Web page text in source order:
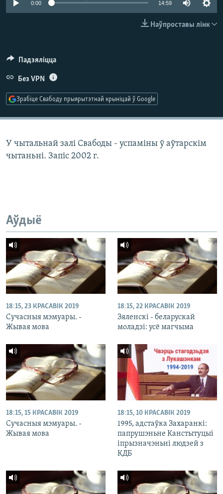
КУЛЬТУРА
МОВА0:00 14:59
Наўпроставы лінк
Падзяліцца
Без VPN
Зрабіце Свабоду прыярытэтнай крыніцай ў Google
У чытальнай залі Свабоды - успаміны ў аўтарскім
чытаньні. Запіс 2002 г.
Аўдыё
18:15, 23 КРАСАВІК 2019
Сучасныя мэмуары. -
Жывая мова
18:15, 22 КРАСАВІК 2019
Зяленскі - беларускай
моладзі: усё магчыма
18:15, 15 КРАСАВІК 2019
Сучасныя мэмуары. -
Жывая мова
18:15, 10 КРАСАВІК 2019
1995, адстаўка Захаранкі:
папрушэньне Канстытуцыі
іпрызначэньні людзей з
КДБ